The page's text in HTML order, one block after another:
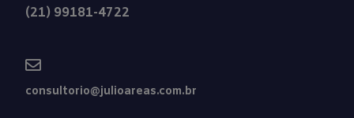
(21) 99181-4722
consultorio@julioareas.com.br